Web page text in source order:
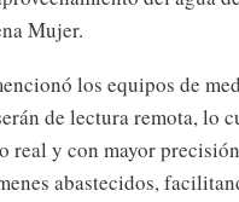
Mujer.
los equipos de
de lectura remota, lo
real y con mayor
abastecidos,